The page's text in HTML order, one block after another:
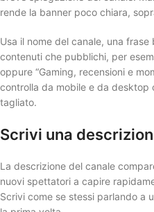
rende la banner poco chiara,
Usa il nome del canale, una
contenuti che pubblichi, per
oppure “Gaming, recensioni e
controlla da mobile e da desktop
tagliato.
Scrivi una
La descrizione del canale
nuovi spettatori a capire
Scrivi come se stessi parlando a